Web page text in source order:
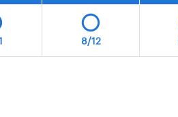
8/12